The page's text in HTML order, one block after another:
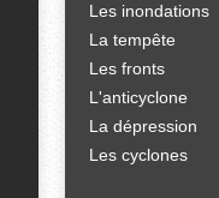
Les inondations
La tempête
Les fronts
L'anticyclone
La dépression
Les cyclones